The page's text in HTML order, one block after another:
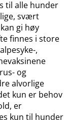
til alle hunder
svært
gi høy
finnes i store
,
og
alvorlige
kun er behov
er
kun til hunder